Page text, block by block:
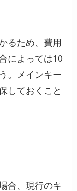
るため、費用
によっては10
。メインキー
しておくこと
合、現行のキ